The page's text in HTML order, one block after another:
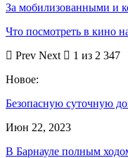
За мобилизованными и
Что посмотреть в кино
Prev Next
1 из 2 347
Новое:
Безопасную суточную
Июн 22, 2023
В Барнауле полным